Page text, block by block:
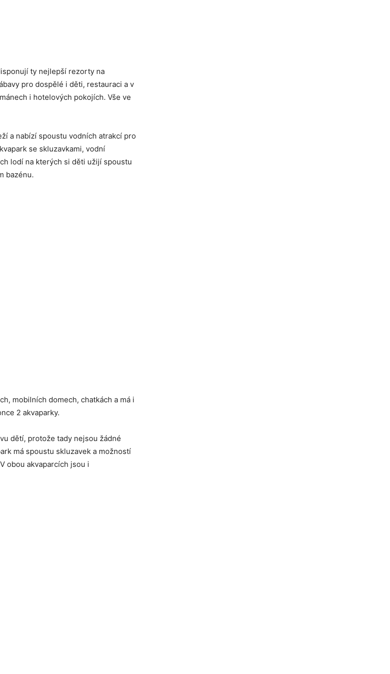
ty nejlepší rezorty na
pro dospělé i děti, restauraci a v
i hotelových pokojích. Vše ve
a nabízí spoustu vodních atrakcí pro
se skluzavkami, vodní
lodí na kterých si děti užijí spoustu
bazénu.
mobilních domech, chatkách a má i
2 akvaparky.
dětí, protože tady nejsou žádné
má spoustu skluzavek a možností
obou akvaparcích jsou i